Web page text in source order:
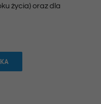
życia) oraz dla